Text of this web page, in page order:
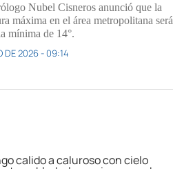
Nubel Cisneros anunció que la
máxima en el área metropolitana será
mínima de 14°.
DE 2026 - 09:14